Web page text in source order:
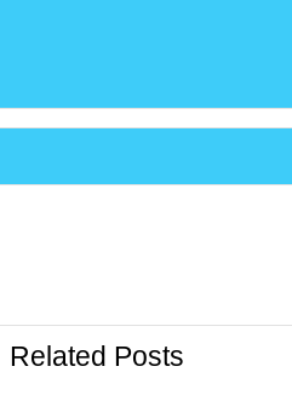
Related Posts